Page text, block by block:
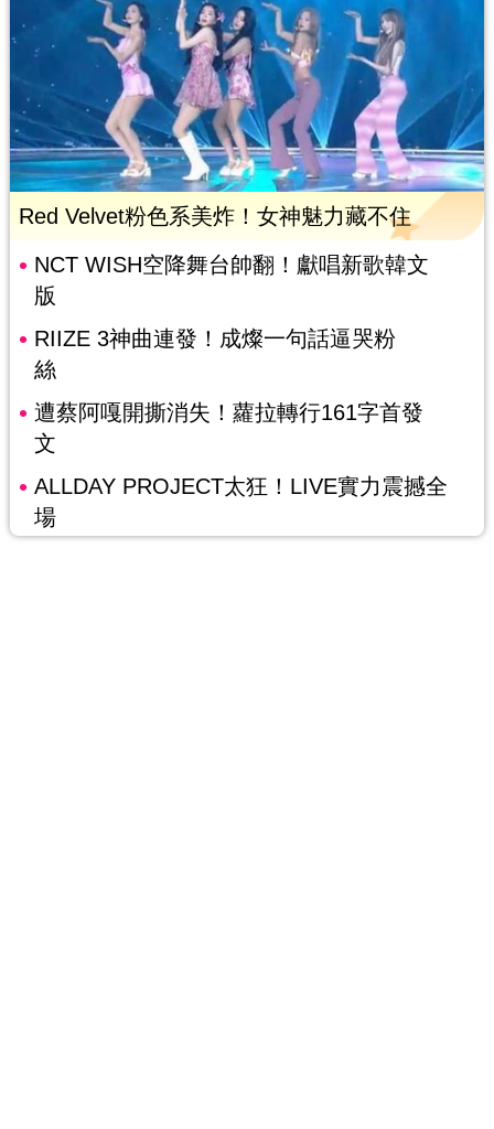
Red Velvet粉色系美炸！女神魅力藏不住
NCT WISH空降舞台帥翻！獻唱新歌韓文
版
RIIZE 3神曲連發！成燦一句話逼哭粉
絲
遭蔡阿嘎開撕消失！蘿拉轉行161字首發
文
ALLDAY PROJECT太狂！LIVE實力震撼全
場